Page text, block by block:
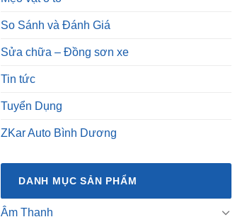
So Sánh và Đánh Giá
Sửa chữa – Đồng sơn xe
Tin tức
Tuyển Dụng
ZKar Auto Bình Dương
DANH MỤC SẢN PHẨM
Âm Thanh